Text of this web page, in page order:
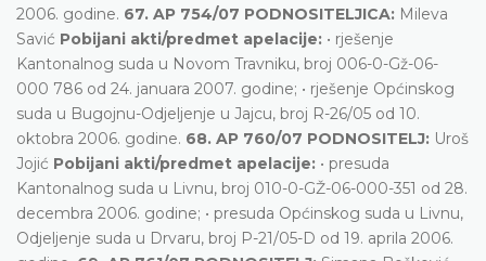
2006. godine. 67. AP 754/07 PODNOSITELJICA: Mileva
Savić Pobijani akti/predmet apelacije: • rješenje
Kantonalnog suda u Novom Travniku, broj 006-0-Gž-06-
000 786 od 24. januara 2007. godine; • rješenje Općinskog
suda u Bugojnu-Odjeljenje u Jajcu, broj R-26/05 od 10.
oktobra 2006. godine. 68. AP 760/07 PODNOSITELJ: Uroš
Jojić Pobijani akti/predmet apelacije: • presuda
Kantonalnog suda u Livnu, broj 010-0-GŽ-06-000-351 od 28.
decembra 2006. godine; • presuda Općinskog suda u Livnu,
Odjeljenje suda u Drvaru, broj P-21/05-D od 19. aprila 2006.